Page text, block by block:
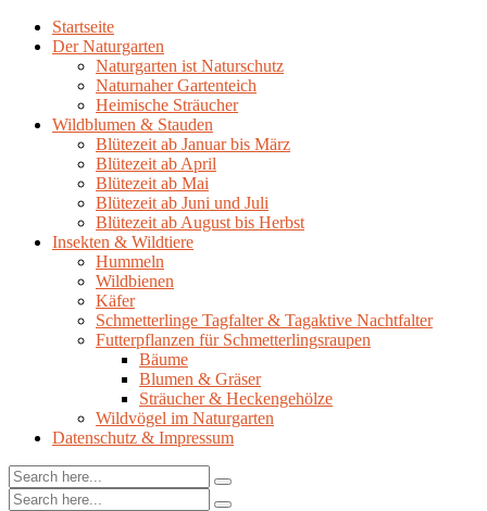
Startseite
Der Naturgarten
Naturgarten ist Naturschutz
Naturnaher Gartenteich
Heimische Sträucher
Wildblumen & Stauden
Blütezeit ab Januar bis März
Blütezeit ab April
Blütezeit ab Mai
Blütezeit ab Juni und Juli
Blütezeit ab August bis Herbst
Insekten & Wildtiere
Hummeln
Wildbienen
Käfer
Schmetterlinge Tagfalter & Tagaktive Nachtfalter
Futterpflanzen für Schmetterlingsraupen
Bäume
Blumen & Gräser
Sträucher & Heckengehölze
Wildvögel im Naturgarten
Datenschutz & Impressum